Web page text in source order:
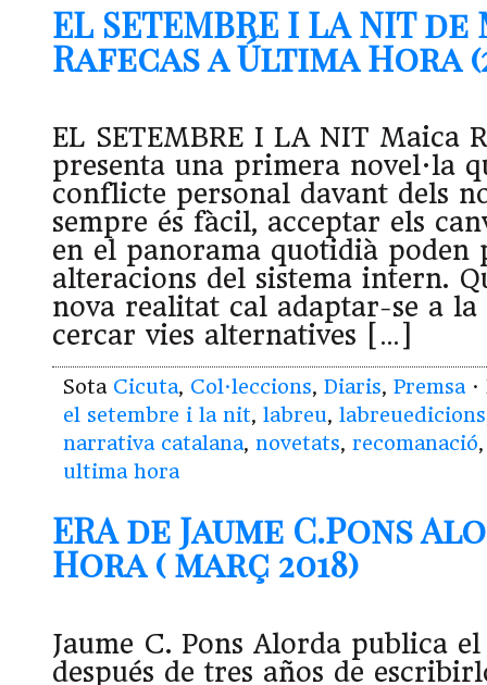
EL SETEMBRE I LA NIT
Rafecas a Última Hora
EL SETEMBRE I LA NIT Maica
presenta una primera novel·la
conflicte personal davant dels
sempre és fàcil, acceptar els
en el panorama quotidià poden
alteracions del sistema intern.
nova realitat cal adaptar-se a la
cercar vies alternatives […]
Sota Cicuta, Col·leccions, Diaris, Premsa
el setembre i la nit, labreu, labreuedicions
narrativa catalana, novetats, recomanació
ultima hora
ERA de Jaume C.Pons
Hora ( març 2018)
Jaume C. Pons Alorda publica
después de tres años de